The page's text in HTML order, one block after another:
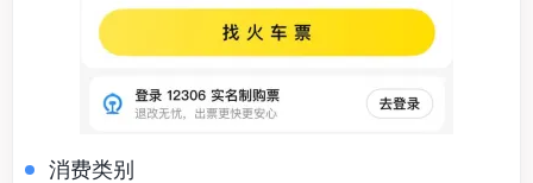
消费类别